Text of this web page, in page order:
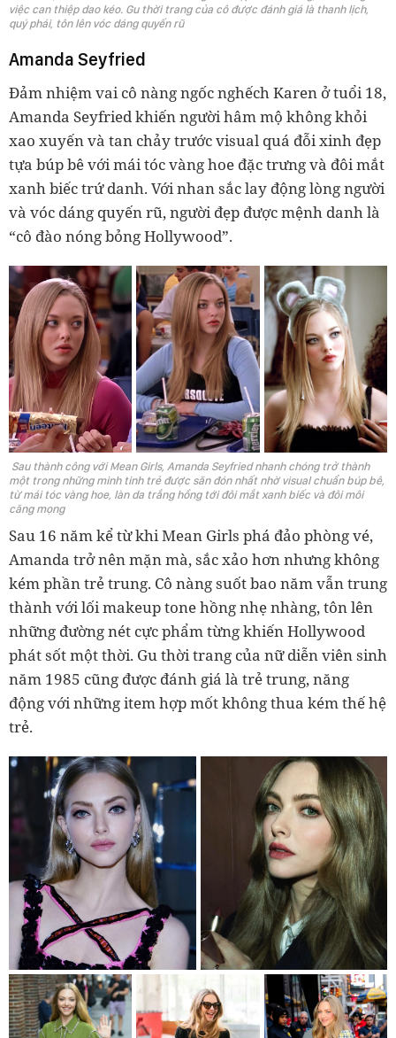
việc can thiệp dao kéo. Gu thời trang của cô được đánh giá là thanh lịch,
quý phái, tôn lên vóc dáng quyến rũ
Amanda Seyfried
Đảm nhiệm vai cô nàng ngốc nghếch Karen ở tuổi 18,
Amanda Seyfried khiến người hâm mộ không khỏi
xao xuyến và tan chảy trước visual quá đỗi xinh đẹp
tựa búp bê với mái tóc vàng hoe đặc trưng và đôi mắt
xanh biếc trứ danh. Với nhan sắc lay động lòng người
và vóc dáng quyến rũ, người đẹp được mệnh danh là
“cô đào nóng bỏng Hollywood”.
Sau thành công với Mean Girls, Amanda Seyfried nhanh chóng trở thành
một trong những minh tinh trẻ được săn đón nhất nhờ visual chuẩn búp bê,
từ mái tóc vàng hoe, làn da trắng hồng tới đôi mắt xanh biếc và đôi môi
căng mọng
Sau 16 năm kể từ khi Mean Girls phá đảo phòng vé,
Amanda trở nên mặn mà, sắc xảo hơn nhưng không
kém phần trẻ trung. Cô nàng suốt bao năm vẫn trung
thành với lối makeup tone hồng nhẹ nhàng, tôn lên
những đường nét cực phẩm từng khiến Hollywood
phát sốt một thời. Gu thời trang của nữ diễn viên sinh
năm 1985 cũng được đánh giá là trẻ trung, năng
động với những item hợp mốt không thua kém thế hệ
trẻ.